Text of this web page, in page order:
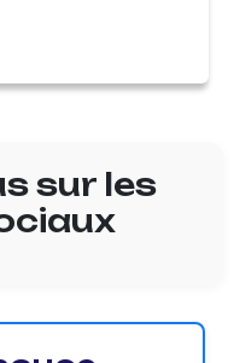
sur les